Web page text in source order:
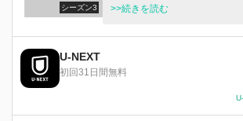
シーズン3
面していた。リーガルの背後に
星に偽装し、はるか遠い異星
きた地球外ネットナビ。その
し、危険な惑星を見つけ抹殺す
いう惑星に対し「抹殺」とい
現実世界の世界各地に多数の
>>続きを読む
U-NEXT
初回31日間無料